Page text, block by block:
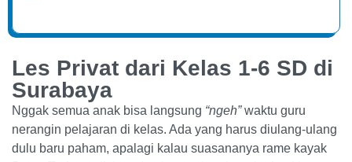
Les Privat dari Kelas 1-6 SD di
Surabaya
Nggak semua anak bisa langsung “ngeh”waktu guru
nerangin pelajaran di kelas. Ada yang harus diulang-ulang
dulu baru paham, apalagi kalau suasananya rame kayak